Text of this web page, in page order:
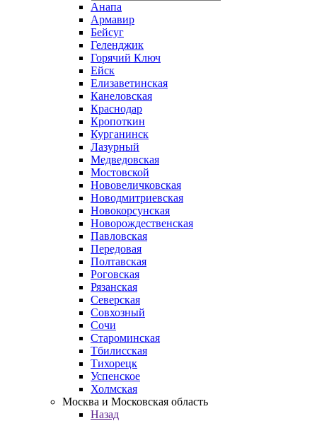
Анапа
Армавир
Бейсуг
Геленджик
Горячий Ключ
Ейск
Елизаветинская
Канеловская
Краснодар
Кропоткин
Курганинск
Лазурный
Медведовская
Мостовской
Нововеличковская
Новодмитриевская
Новокорсунская
Новорождественская
Павловская
Передовая
Полтавская
Роговская
Рязанская
Северская
Совхозный
Сочи
Староминская
Тбилисская
Тихорецк
Успенское
Холмская
Москва и Московская область
Назад